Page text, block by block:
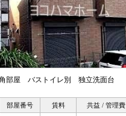
部屋 バストイレ別 独立洗面台
部屋番号 賃料 共益 / 管理費